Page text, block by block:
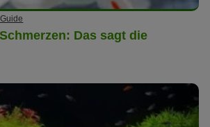
Das sagt die